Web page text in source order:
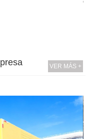
electrógenos
VER MÁS +